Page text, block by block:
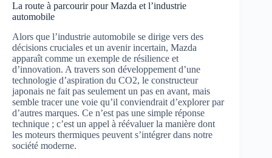
La route à parcourir pour Mazda et l’industrie
automobile
Alors que l’industrie automobile se dirige vers des
décisions cruciales et un avenir incertain, Mazda
apparaît comme un exemple de résilience et
d’innovation. A travers son développement d’une
technologie d’aspiration du CO2, le constructeur
japonais ne fait pas seulement un pas en avant, mais
semble tracer une voie qu’il conviendrait d’explorer par
d’autres marques. Ce n’est pas une simple réponse
technique ; c’est un appel à réévaluer la manière dont
les moteurs thermiques peuvent s’intégrer dans notre
société moderne.